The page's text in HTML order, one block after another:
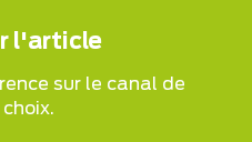
l'article
sur le canal de